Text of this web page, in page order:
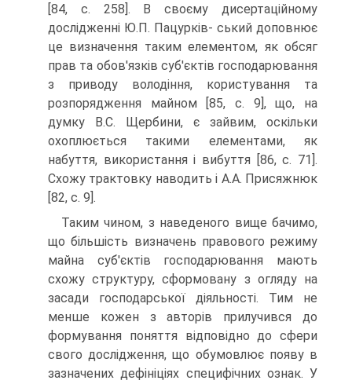
[84, с. 258]. В своєму дисертаційному
дослідженні Ю.П. Пацурків- ський доповнює
це визначення таким елементом, як обсяг
прав та обов'язків суб'єктів господарювання
з приводу володіння, користування та
розпорядження майном [85, с. 9], що, на
думку В.С. Щербини, є зайвим, оскільки
охоплюється такими елементами, як
набуття, використання і вибуття [86, с. 71].
Схожу трактовку на­водить і А.А. Присяжнюк
[82, с. 9].
Таким чином, з наведеного вище бачимо,
що біль­шість визначень правового режиму
майна суб'єктів господарювання мають
схожу структуру, сформовану з огляду на
засади господарської діяльності. Тим не
менше кожен з авторів прилучився до
формування по­няття відповідно до сфери
свого дослідження, що обу­мовлює появу в
зазначених дефініціях специфічних ознак. У